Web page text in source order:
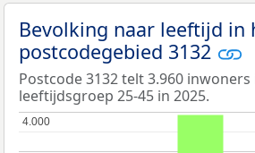
Bevolking naar leeftijd in
postcodegebied 3132
Postcode 3132 telt 3.960 inwoners
leeftijdsgroep 25-45 in 2025.
4.000
4.000